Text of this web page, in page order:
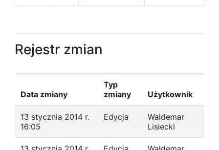
Rejestr zmian
Data zmiany
Typ
zmiany
Użytkownik
13 stycznia 2014 r.
16:05
Edycja
Waldemar
Lisiecki